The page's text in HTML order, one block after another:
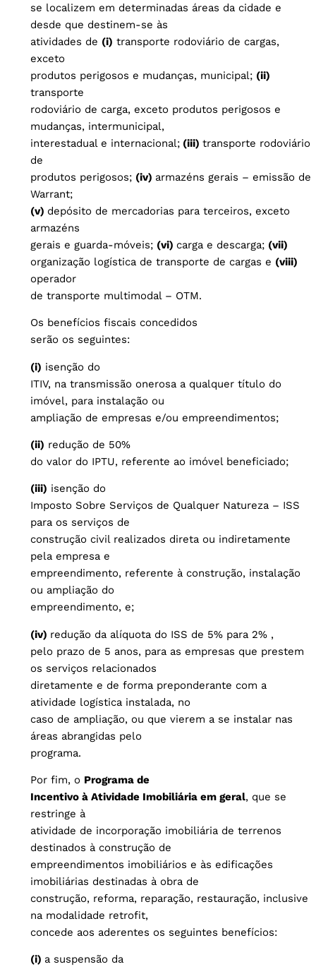
se localizem em determinadas áreas da cidade e
desde que destinem-se às
atividades de (i) transporte rodoviário de cargas,
exceto
produtos perigosos e mudanças, municipal; (ii)
transporte
rodoviário de carga, exceto produtos perigosos e
mudanças, intermunicipal,
interestadual e internacional;(iii) transporte rodoviário
de
produtos perigosos; (iv) armazéns gerais – emissão de
Warrant;
(v) depósito de mercadorias para terceiros, exceto
armazéns
gerais e guarda-móveis; (vi) carga e descarga; (vii)
organização logística de transporte de cargas e (viii)
operador
de transporte multimodal – OTM.
Os benefícios fiscais concedidos
serão os seguintes:
(i) isenção do
ITIV, na transmissão onerosa a qualquer título do
imóvel, para instalação ou
ampliação de empresas e/ou empreendimentos;
(ii) redução de 50%
do valor do IPTU, referente ao imóvel beneficiado;
(iii) isenção do
Imposto Sobre Serviços de Qualquer Natureza – ISS
para os serviços de
construção civil realizados direta ou indiretamente
pela empresa e
empreendimento, referente à construção, instalação
ou ampliação do
empreendimento, e;
(iv) redução da alíquota do ISS de 5% para 2% ,
pelo prazo de 5 anos, para as empresas que prestem
os serviços relacionados
diretamente e de forma preponderante com a
atividade logística instalada, no
caso de ampliação, ou que vierem a se instalar nas
áreas abrangidas pelo
programa.
Por fim, o Programa de
Incentivo à Atividade Imobiliária em geral, que se
restringe à
atividade de incorporação imobiliária de terrenos
destinados à construção de
empreendimentos imobiliários e às edificações
imobiliárias destinadas à obra de
construção, reforma, reparação, restauração, inclusive
na modalidade retrofit,
concede aos aderentes os seguintes benefícios:
(i) a suspensão da